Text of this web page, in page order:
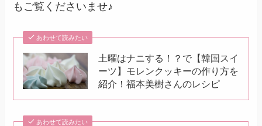
もご覧くださいませ♪
あわせて読みたい
土曜はナニする！？で【韓国スイ
ーツ】モレンクッキーの作り方を
紹介！福本美樹さんのレシピ
あわせて読みたい